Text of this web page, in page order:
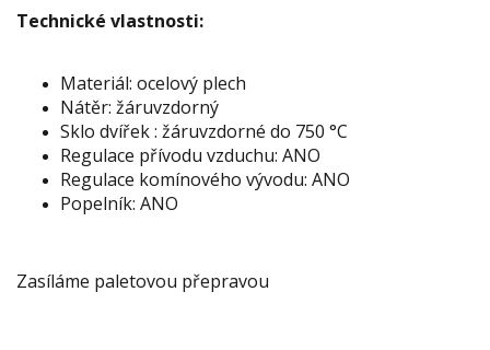
Technické vlastnosti:
Materiál: ocelový plech
Nátěr: žáruvzdorný
Sklo dvířek : žáruvzdorné do 750 °C
Regulace přívodu vzduchu: ANO
Regulace komínového vývodu: ANO
Popelník: ANO
Zasíláme paletovou přepravou